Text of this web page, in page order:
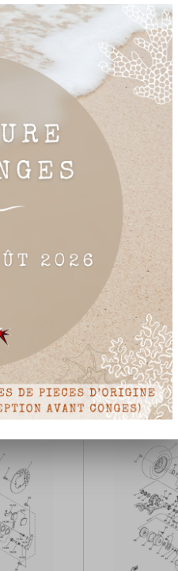
du produit  Détails
produit
RESERVOIR A
de
 Détails